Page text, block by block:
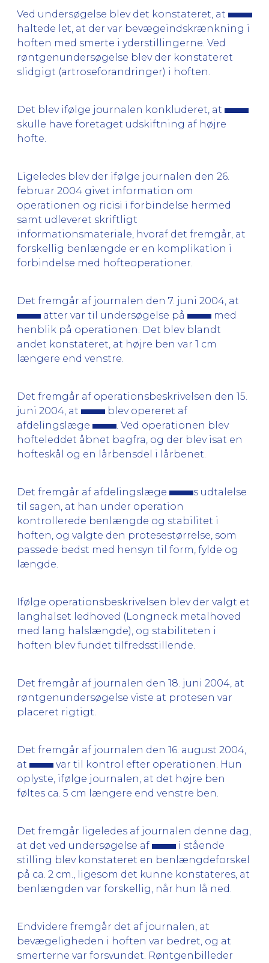
Ved undersøgelse blev det konstateret, at
haltede let, at der var bevægeindskrænkning i
hoften med smerte i yderstillingerne. Ved
røntgenundersøgelse blev der konstateret
slidgigt (artroseforandringer) i hoften.
Det blev ifølge journalen konkluderet, at
skulle have foretaget udskiftning af højre
hofte.
Ligeledes blev der ifølge journalen den 26.
februar 2004 givet information om
operationen og ricisi i forbindelse hermed
samt udleveret skriftligt
informationsmateriale, hvoraf det fremgår, at
forskellig benlængde er en komplikation i
forbindelse med hofteoperationer.
Det fremgår af journalen den 7. juni 2004, at
atter var til undersøgelse på
med
henblik på operationen. Det blev blandt
andet konstateret, at højre ben var 1 cm
længere end venstre.
Det fremgår af operationsbeskrivelsen den 15.
juni 2004, at
blev opereret af
afdelingslæge
. Ved operationen blev
hofteleddet åbnet bagfra, og der blev isat en
hofteskål og en lårbensdel i lårbenet.
Det fremgår af afdelingslæge
s udtalelse
til sagen, at han under operation
kontrollerede benlængde og stabilitet i
hoften, og valgte den protesestørrelse, som
passede bedst med hensyn til form, fylde og
længde.
Ifølge operationsbeskrivelsen blev der valgt et
langhalset ledhoved (Longneck metalhoved
med lang halslængde), og stabiliteten i
hoften blev fundet tilfredsstillende.
Det fremgår af journalen den 18. juni 2004, at
røntgenundersøgelse viste at protesen var
placeret rigtigt.
Det fremgår af journalen den 16. august 2004,
at
var til kontrol efter operationen. Hun
oplyste, ifølge journalen, at det højre ben
føltes ca. 5 cm længere end venstre ben.
Det fremgår ligeledes af journalen denne dag,
at det ved undersøgelse af
i stående
stilling blev konstateret en benlængdeforskel
på ca. 2 cm., ligesom det kunne konstateres, at
benlængden var forskellig, når hun lå ned.
Endvidere fremgår det af journalen, at
bevægeligheden i hoften var bedret, og at
smerterne var forsvundet. Røntgenbilleder